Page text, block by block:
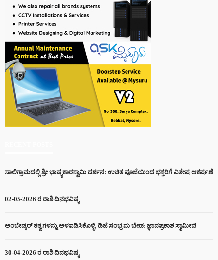
ಸಾಲಿಗ್ರಾಮದಲ್ಲಿ ಶ್ರೀ ಭಾಷ್ಯಕಾರಸ್ವಾಮಿ ದರ್ಶನ: ಉಚಿತ ಪೂಜೆಯಿಂದ ಭಕ್ತರಿಗೆ ವಿಶೇಷ ಆಕರ್ಷಣೆ
02-05-2026 ರ ರಾಶಿ ದಿನಭವಿಷ್ಯ
ಅಂಬೇಡ್ಕರ್ ತತ್ವಗಳನ್ನು ಅಳವಡಿಸಿಕೊಳ್ಳಿ, ಡಿಜೆ ಸಂಭ್ರಮ ಬೇಡ: ಜ್ಞಾನಪ್ರಕಾಶ ಸ್ವಾಮೀಜಿ
30-04-2026 ರ ರಾಶಿ ದಿನಭವಿಷ್ಯ